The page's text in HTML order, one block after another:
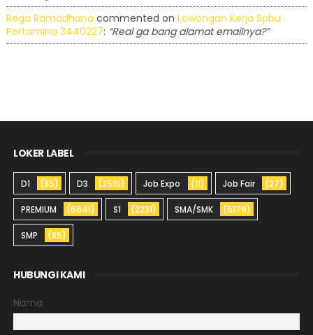
Rega Ramadhana commented on Lowongan Kerja Spbu
Pertamina 3440227: “Real ga bang alamat emailnya?”
LOKER LABEL
D1 (85) D3 (2515) Job Expo (11) Job Fair (27)
PREMIUM (6641) S1 (2231) SMA/SMK (5179)
SMP (85)
HUBUNGI KAMI
Nama